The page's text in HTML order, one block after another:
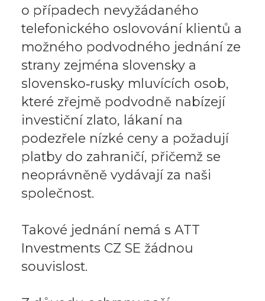
o případech nevyžádaného
telefonického oslovování klientů a
možného podvodného jednání ze
strany zejména slovensky a
slovensko‑rusky mluvících osob,
které zřejmě podvodně nabízejí
investiční zlato, lákaní na
podezřele nízké ceny a požadují
platby do zahraničí, přičemž se
neoprávněně vydávají za naši
společnost.
Takové jednání nemá s ATT
Investments CZ SE žádnou
souvislost.